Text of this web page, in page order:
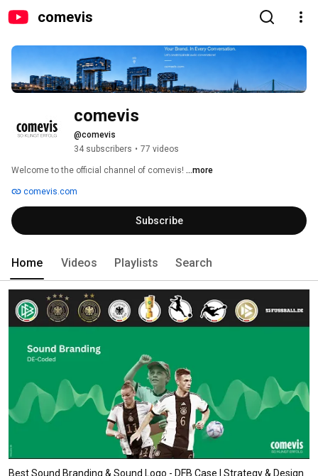
comevis
comevis
@comevis
34 subscribers • 77 videos
Welcome to the official channel of comevis! ...more
comevis.com
Subscribe
Home Videos Playlists Search
Best Sound Branding & Sound Logo - DFB Case | Strategy & Design